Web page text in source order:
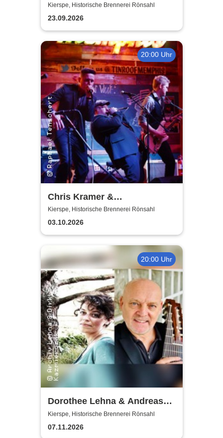
– Diebstahl in h-Mol
Kierspe, Historische Brennerei Rönsahl
23.09.2026
20:00 Uhr
Chris Kramer &
Beatbox'n'Blues
Kierspe, Historische Brennerei Rönsahl
03.10.2026
20:00 Uhr
Dorothee Lehna & Andreas
Koch
Kierspe, Historische Brennerei Rönsahl
07.11.2026